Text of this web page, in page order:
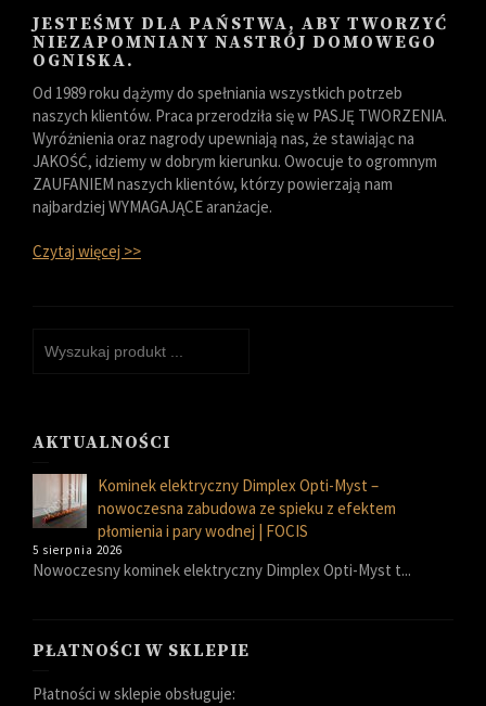
JESTEŚMY DLA PAŃSTWA, ABY TWORZYĆ
NIEZAPOMNIANY NASTRÓJ DOMOWEGO
OGNISKA.
Od 1989 roku dążymy do spełniania wszystkich potrzeb
naszych klientów. Praca przerodziła się w PASJĘ TWORZENIA.
Wyróżnienia oraz nagrody upewniają nas, że stawiając na
JAKOŚĆ, idziemy w dobrym kierunku. Owocuje to ogromnym
ZAUFANIEM naszych klientów, którzy powierzają nam
najbardziej WYMAGAJĄCE aranżacje.
Czytaj więcej >>
AKTUALNOŚCI
Kominek elektryczny Dimplex Opti-Myst –
nowoczesna zabudowa ze spieku z efektem
płomienia i pary wodnej | FOCIS
5 sierpnia 2026
Nowoczesny kominek elektryczny Dimplex Opti-Myst t...
PŁATNOŚCI W SKLEPIE
Płatności w sklepie obsługuje: